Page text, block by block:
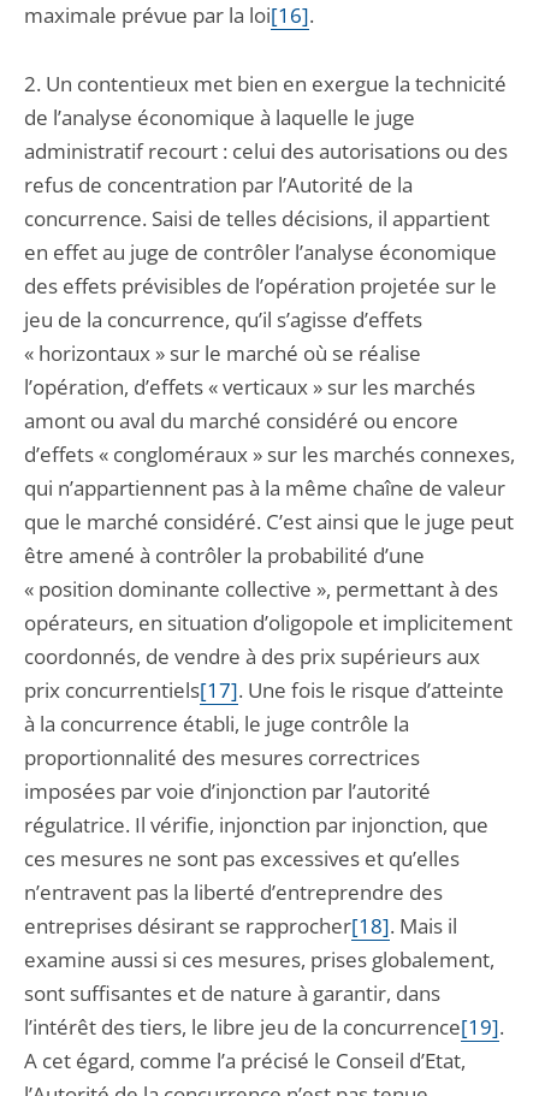
maximale prévue par la loi[16].
2. Un contentieux met bien en exergue la technicité
de l’analyse économique à laquelle le juge
administratif recourt : celui des autorisations ou des
refus de concentration par l’Autorité de la
concurrence. Saisi de telles décisions, il appartient
en effet au juge de contrôler l’analyse économique
des effets prévisibles de l’opération projetée sur le
jeu de la concurrence, qu’il s’agisse d’effets
« horizontaux » sur le marché où se réalise
l’opération, d’effets « verticaux » sur les marchés
amont ou aval du marché considéré ou encore
d’effets « congloméraux » sur les marchés connexes,
qui n’appartiennent pas à la même chaîne de valeur
que le marché considéré. C’est ainsi que le juge peut
être amené à contrôler la probabilité d’une
« position dominante collective », permettant à des
opérateurs, en situation d’oligopole et implicitement
coordonnés, de vendre à des prix supérieurs aux
prix concurrentiels[17]. Une fois le risque d’atteinte
à la concurrence établi, le juge contrôle la
proportionnalité des mesures correctrices
imposées par voie d’injonction par l’autorité
régulatrice. Il vérifie, injonction par injonction, que
ces mesures ne sont pas excessives et qu’elles
n’entravent pas la liberté d’entreprendre des
entreprises désirant se rapprocher[18]. Mais il
examine aussi si ces mesures, prises globalement,
sont suffisantes et de nature à garantir, dans
l’intérêt des tiers, le libre jeu de la concurrence[19].
A cet égard, comme l’a précisé le Conseil d’Etat,